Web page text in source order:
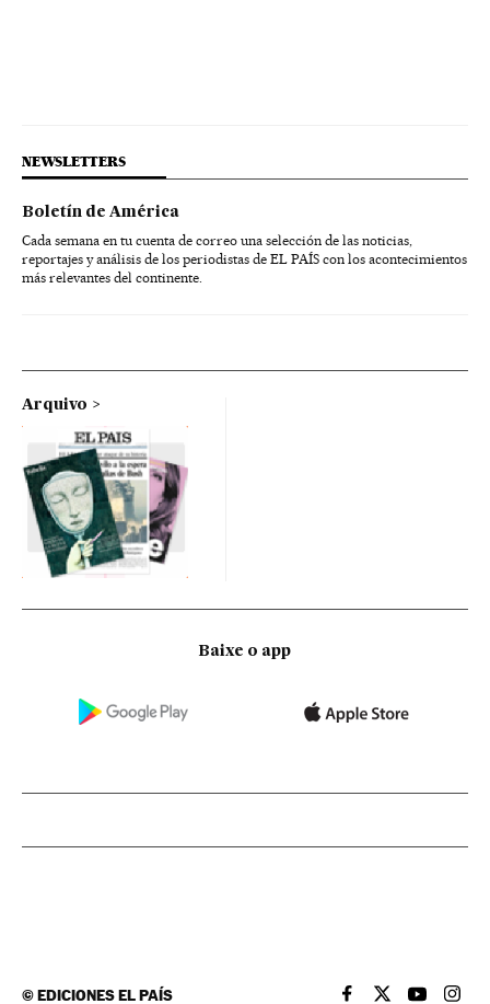
NEWSLETTERS
Boletín de América
Cada semana en tu cuenta de correo una selección de las noticias,
reportajes y análisis de los periodistas de EL PAÍS con los acontecimientos
más relevantes del continente.
Arquivo
Baixe o app
©EDICIONES EL PAÍS